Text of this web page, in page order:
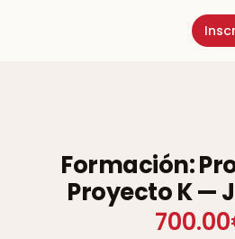
Formación:
Proyecto K —
700.00